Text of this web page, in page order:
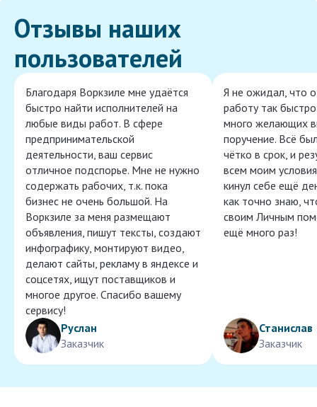
Отзывы наших
пользователей
Благодаря Воркзиле мне удаётся
быстро найти исполнителей на
любые виды работ. В сфере
предпринимательской
деятельности, ваш сервис
отличное подспорье. Мне не нужно
содержать рабочих, т.к. пока
бизнес не очень большой. На
Воркзиле за меня размещают
объявления, пишут тексты, создают
инфографику, монтируют видео,
делают сайты, рекламу в яндексе и
соцсетях, ищут поставщиков и
многое другое. Спасибо вашему
сервису!
Руслан
Заказчик
Я не ожидал, что
работу так
много желающих
поручение. Всё
чётко в срок, и
всем моим
кинул себе ещё
как точно знаю,
своим Личным
ещё много раз!
Станислав
Заказчик